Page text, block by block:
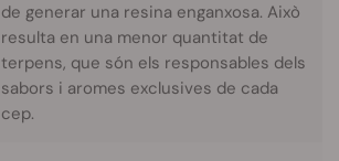
de generar una resina enganxosa. Això
resulta en una menor quantitat de
terpens, que són els responsables dels
sabors i aromes exclusives de cada
cep.